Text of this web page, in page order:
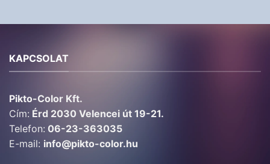
KAPCSOLAT
Pikto-Color Kft.
Cím: Érd 2030 Velencei út 19-21.
Telefon: 06-23-363035
E-mail: info@pikto-color.hu